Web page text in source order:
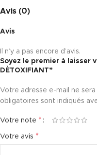
Avis (0)
Avis
Il n’y a pas encore d’avis.
Soyez le premier à laisser
DÈTOXIFIANT”
Votre adresse e-mail ne sera
obligatoires sont indiqués
Votre note *
Votre avis *